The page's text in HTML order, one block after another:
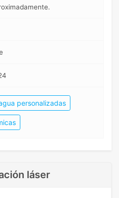
personalizadas
láser